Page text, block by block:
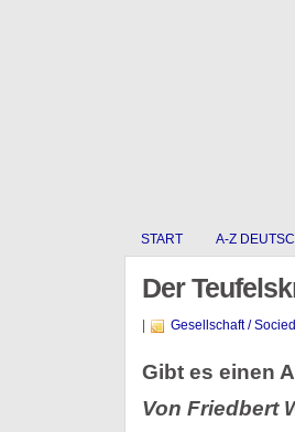
START A-Z
Der
Gesellschaft /
Gibt es einen
Von Friedbert